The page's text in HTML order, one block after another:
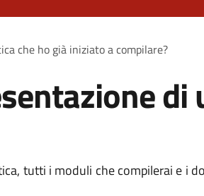
che ho già iniziato a compilare?
di
tutti i moduli che compilerai e i